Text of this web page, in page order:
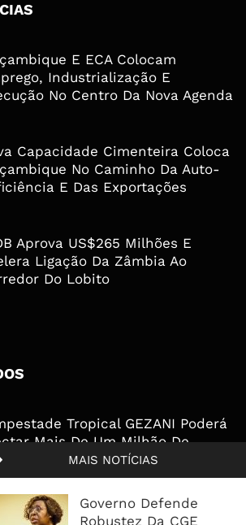
MAIS NOTÍCIAS
Governo Defende
Robustez Da CGE
E ECA Colocam
Industrialização E
No Centro Da Nova Agenda
Capacidade Cimenteira Coloca
No Caminho Da Auto-
E Das Exportações
Aprova US$265 Milhões E
Ligação Da Zâmbia Ao
Do Lobito
Tropical GEZANI Poderá
Mais De Um Milhão De
No Centro E Sul ...
admite nova operadora
a Mozal após suspensão das